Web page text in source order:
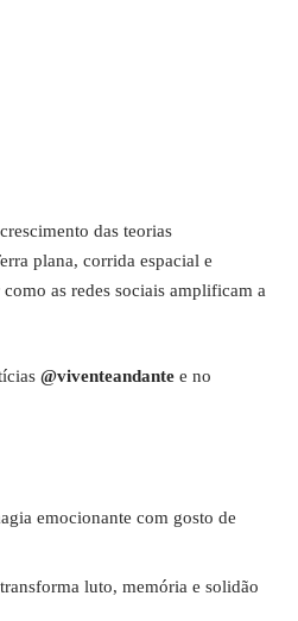
das teorias
plana, corrida espacial e
as redes sociais amplificam a
@viventeandante e no
emocionante com gosto de
luto, memória e solidão